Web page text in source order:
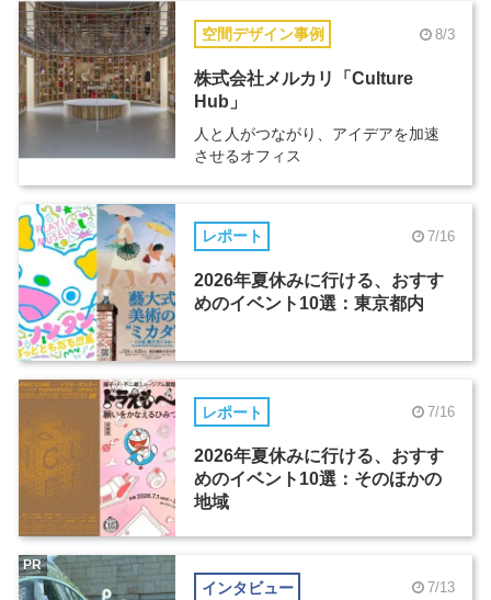
空間デザイン事例 8/3
株式会社メルカリ「Culture
Hub」
人と人がつながり、アイデアを加速
させるオフィス
レポート 7/16
2026年夏休みに行ける、おすす
めのイベント10選：東京都内
レポート 7/16
2026年夏休みに行ける、おすす
めのイベント10選：そのほかの
地域
インタビュー 7/13
PR